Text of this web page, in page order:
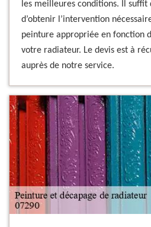
les meilleures conditions. Il
d’obtenir l’intervention
peinture appropriée en fonction
votre radiateur. Le devis est à
auprès de notre service.